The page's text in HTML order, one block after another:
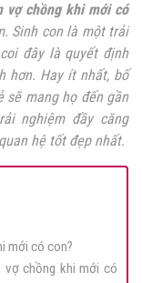
vợ chồng khi mới có
Sinh con là một trải
đây là quyết định
hơn. Hay ít nhất, bố
mang họ đến gần
nghiệm đầy căng
hệ tốt đẹp nhất.
mới có con?
vợ chồng khi mới có